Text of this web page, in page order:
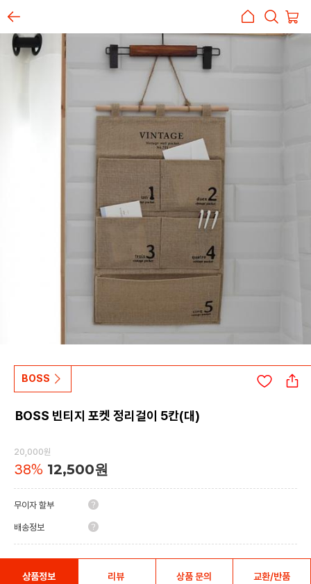
BOSS
BOSS 빈티지 포켓 정리걸이 5칸(대)
20,000원
38% 12,500원
무이자 할부
배송정보
상품정보 리뷰 상품 문의 교환/반품